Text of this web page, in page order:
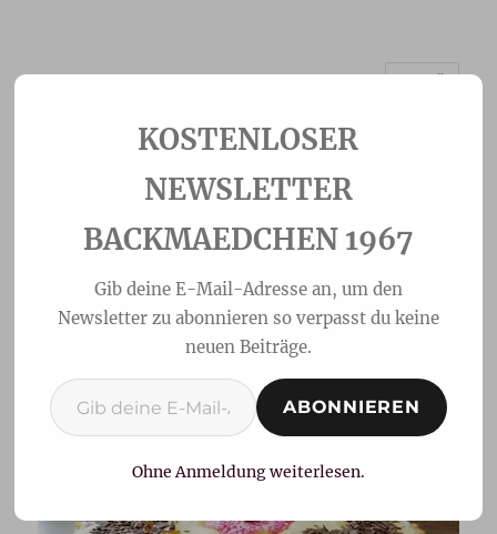
Schüttelkuchen
NEWSLETTER
BACKMAEDCHEN 1967
Gib deine E-Mail-Adresse an, um den
Newsletter zu abonnieren so verpasst du keine
neuen Beiträge.
Gib deine E-Mail-Adresse ein ...
ABONNIEREN
Ohne Anmeldung weiterlesen.